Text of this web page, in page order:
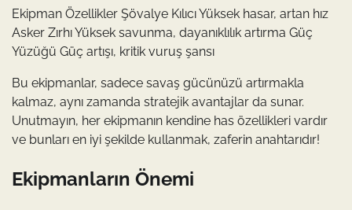
Ekipman Özellikler Şövalye Kılıcı Yüksek hasar, artan hız
Asker Zırhı Yüksek savunma, dayanıklılık artırma Güç
Yüzüğü Güç artışı, kritik vuruş şansı
Bu ekipmanlar, sadece savaş gücünüzü artırmakla
kalmaz, aynı zamanda stratejik avantajlar da sunar.
Unutmayın, her ekipmanın kendine has özellikleri vardır
ve bunları en iyi şekilde kullanmak, zaferin anahtarıdır!
Ekipmanların Önemi